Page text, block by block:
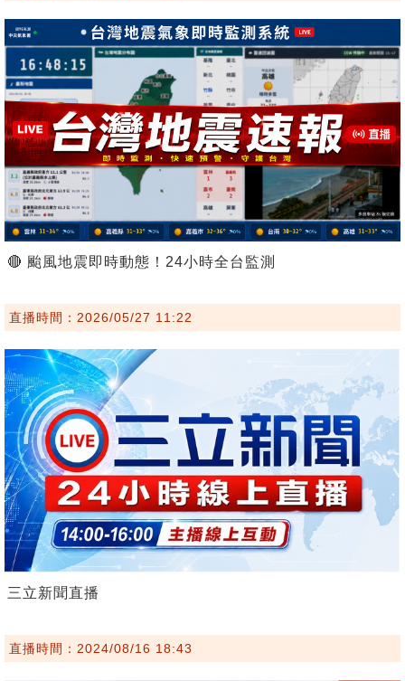
🔴 颱風地震即時動態！24小時全台監測
直播時間：2026/05/27 11:22
三立新聞直播
直播時間：2024/08/16 18:43